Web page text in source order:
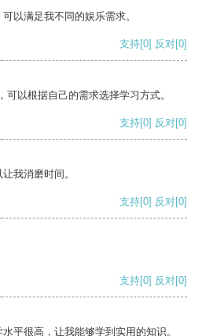
以满足我不同的娱乐需求。
支持[0] 反对[0]
以根据自己的需求选择学习方式。
支持[0] 反对[0]
我消磨时间。
支持[0] 反对[0]
支持[0] 反对[0]
平很高，让我能够学到实用的知识。